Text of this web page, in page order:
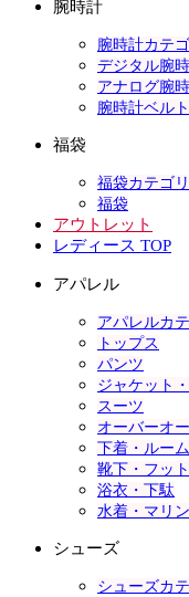
腕時計
腕時計カテ
デジタル腕
アナログ腕
腕時計ベル
福袋
福袋カテゴ
福袋
アウトレット
レディース TOP
アパレル
アパレルカ
トップス
パンツ
ジャケット
スーツ
オーバーオ
下着・ルー
靴下・フッ
浴衣・下駄
水着・マリ
シューズ
シューズカ